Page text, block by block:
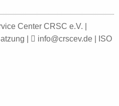
Center CRSC e.V. |
info@crscev.de
ISO